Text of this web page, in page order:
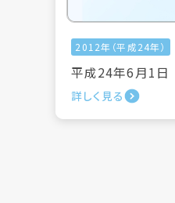
2012年（平成24年）
平成24年6月1日
詳しく見る